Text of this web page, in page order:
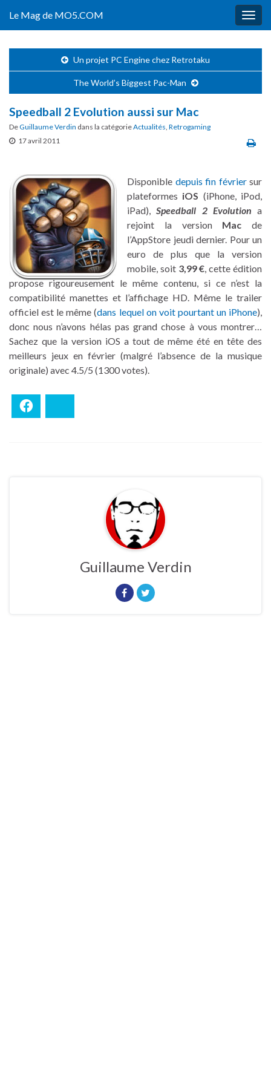
Le Mag de MO5.COM
Un projet PC Engine chez Retrotaku
The World’s Biggest Pac-Man
Speedball 2 Evolution aussi sur Mac
DeGuillaume Verdin dans la catégorieActualités, Retrogaming
17 avril 2011
Disponible depuis fin févriersur
plateformes iOS (iPhone, iPod,
iPad),Speedball 2 Evolution a
rejoint la version Mac de
l’AppStore jeudi dernier. Pour un
euro de plus que la version
mobile, soit 3,99 €, cette édition
propose rigoureusement le même contenu, si ce n’est la
compatibilité manettes et l’affichage HD. Même le trailer
officiel est le même (dans lequel on voit pourtant un iPhone),
donc nous n’avons hélas pas grand chose à vous montrer…
Sachez que la version iOS a tout de même été en tête des
meilleurs jeux en février (malgré l’absence de la musique
originale) avec 4.5/5 (1300 votes).
Guillaume Verdin